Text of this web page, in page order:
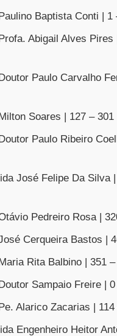
Baptista Conti | 1
Abigail Alves Pires
Paulo Carvalho
Soares | 127 – 301
Paulo Ribeiro
José Felipe Da Silva
Pedreiro Rosa |
Cerqueira Bastos |
Rita Balbino | 351
Sampaio Freire |
Alarico Zacarias | 114
Engenheiro Heitor